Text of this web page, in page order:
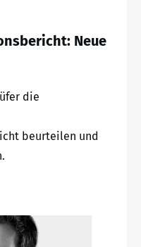
Neue
die
beurteilen und